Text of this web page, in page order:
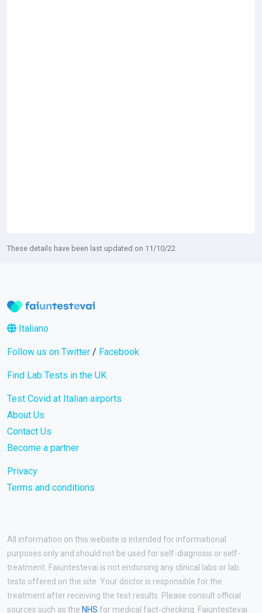
These details have been last updated on 11/10/22
Italiano
Follow us on Twitter / Facebook
Find Lab Tests in the UK
Test Covid at Italian airports
About Us
Contact Us
Become a partner
Privacy
Terms and conditions
All information on this website is intended for informational
purposes only and should not be used for self-diagnosis or self-
treatment. Faiuntestevai is not endorsing any clinical labs or lab
tests offered on the site. Your doctor is responsible for the
treatment after receiving the test results. Please consult official
sources such as the NHS for medical fact-checking. Faiuntestevai